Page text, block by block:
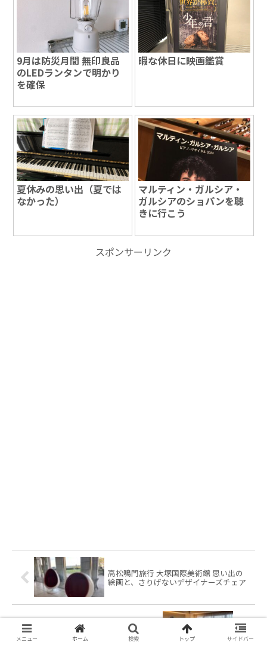
9月は防災月間 無印良品
のLEDランタンで明かり
を確保
暇な休日に映画鑑賞
夏休みの思い出（夏では
なかった）
マルティン・ガルシア・
ガルシアのショパンを聴
きに行こう
スポンサーリンク
高松鳴門旅行 大塚国際美術館 思い出の
絵画と、さりげないデザイナーズチェア
高松鳴門旅行 2泊目はアオアヲ ナルト
リゾート
メニュー ホーム 検索 トップ サイドバー